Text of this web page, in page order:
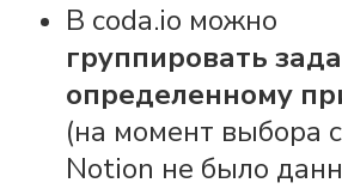
В coda.io можно
группировать
определенному
(на момент выбора
Notion не было